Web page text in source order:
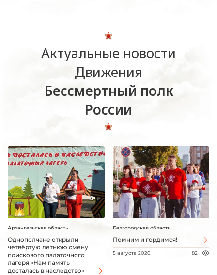
Актуальные новости
Движения
Бессмертный полк
России
Архангельская область
Однополчане открыли
четвёртую летнюю смену
поискового палаточного
лагеря «Нам память
досталась в наследство»
Белгородская область
Помним и гордимся!
5 августа 2026 82